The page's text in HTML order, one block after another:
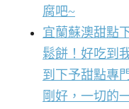
腐吧~
宜蘭蘇澳甜點
鬆餅！好吃到
到下予甜點專
剛好，一切的